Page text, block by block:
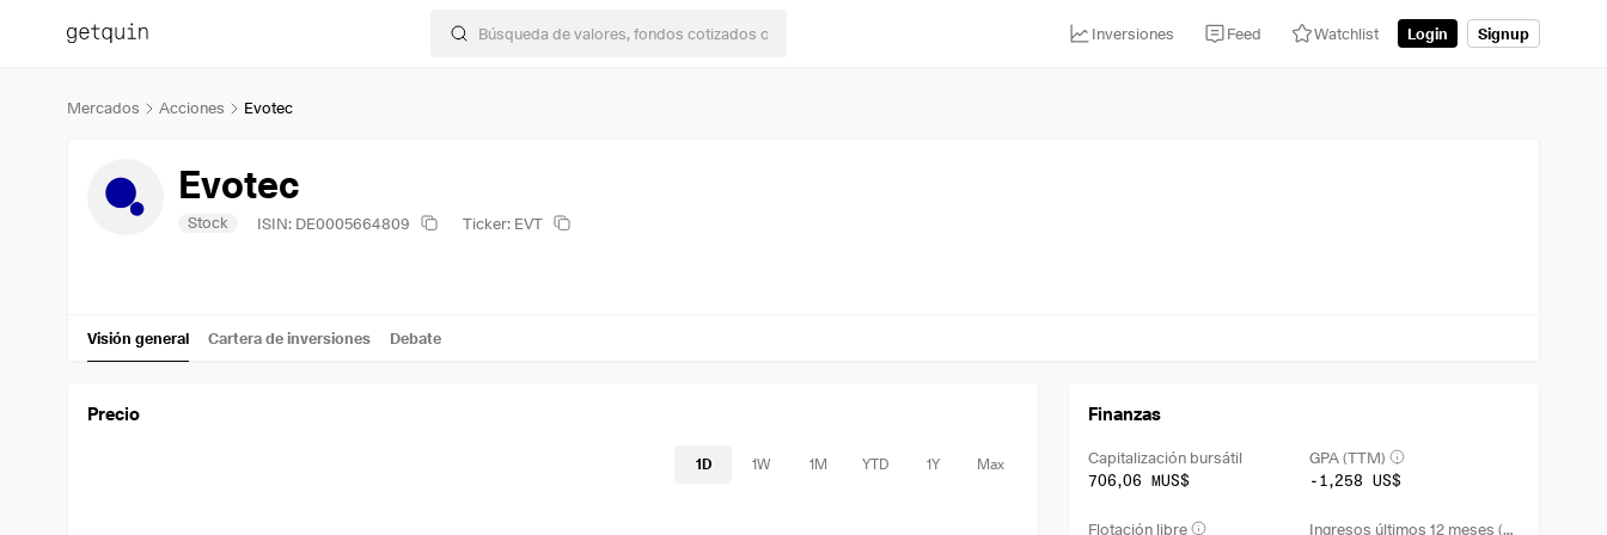
Inversiones Feed Watchlist Login Signup
Mercados Acciones Evotec
Evotec
Stock ISIN: DE0005664809 Ticker: EVT
Visión general Cartera de inversiones Debate
Precio
1D 1W 1M YTD 1Y Max
Finanzas
Capitalización bursátil
706,06 MUS$
GPA (TTM)
-1,258 US$
Flotación libre
Ingresos últimos 12 meses (TTM)